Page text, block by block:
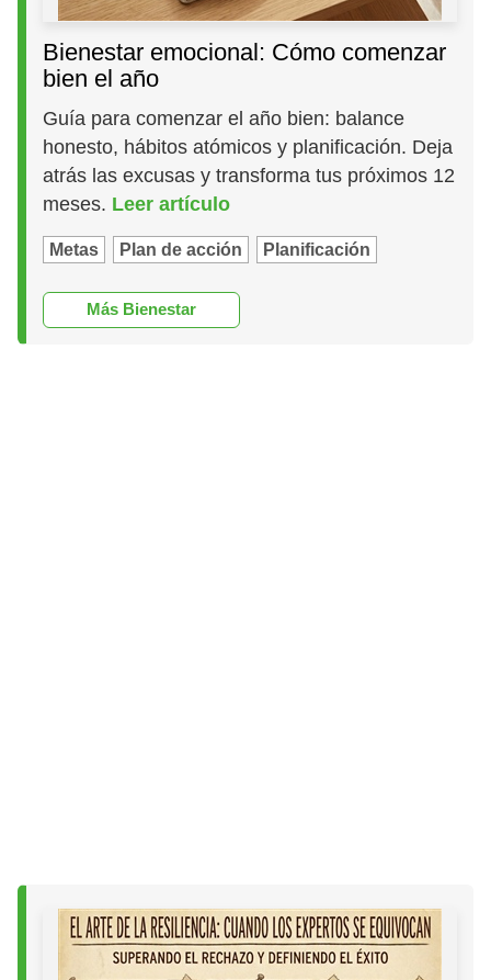
Bienestar emocional: Cómo comenzar
bien el año
Guía para comenzar el año bien: balance
honesto, hábitos atómicos y planificación. Deja
atrás las excusas y transforma tus próximos 12
meses. Leer artículo
Metas Plan de acción Planificación
Más Bienestar